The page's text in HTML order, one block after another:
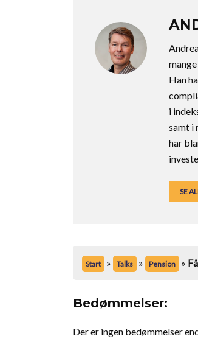
Han
i
samt i
har
SE
Start » Talks » Pension »
Bedømmelser:
Der er ingen bedømmelser